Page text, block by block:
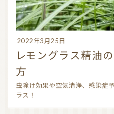
2022年3月25日
レモングラス精油の効果・効能・使い
方
虫除け効果や空気清浄、感染症予防効果も期待できるレモング
ラス！